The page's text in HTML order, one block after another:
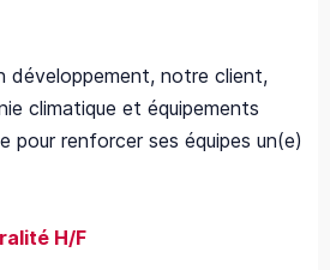
développement, notre client,
climatique et équipements
pour renforcer ses équipes un(e)
H/F